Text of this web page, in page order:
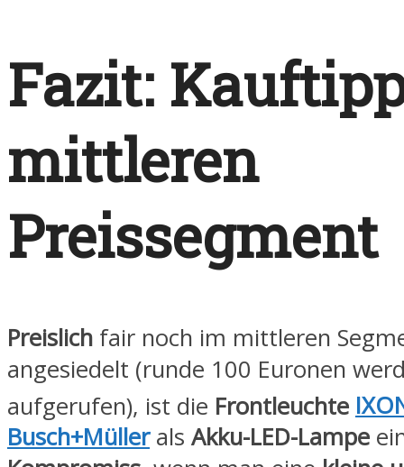
Fazit:
mittleren
Preissegment
Preislich fair noch im mittleren
angesiedelt (runde 100 Euronen
aufgerufen), ist die Frontleuchte
Busch+Müller als Akku-LED-Lampe